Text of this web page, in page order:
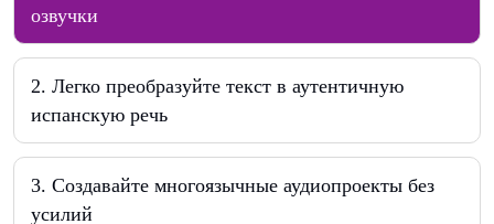
озвучки
2. Легко преобразуйте текст в аутентичную
испанскую речь
3. Создавайте многоязычные аудиопроекты без
усилий